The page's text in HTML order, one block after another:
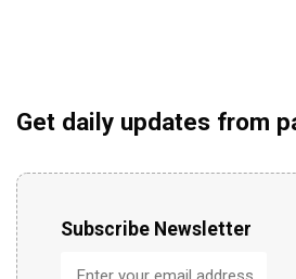
Get daily updates from
Subscribe Newsletter